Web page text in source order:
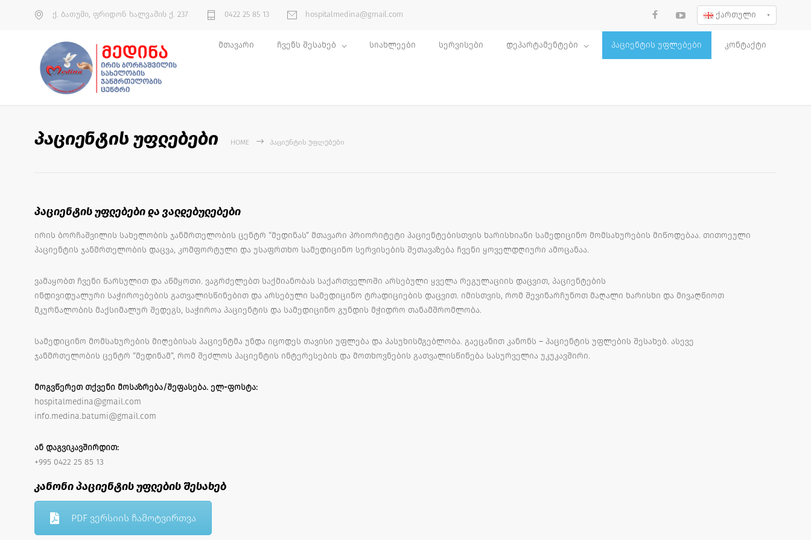
ქ. ბათუმი, ფრიდონ ხალვაშის ქ. 237 0422 25 85 13 hospitalmedina@gmail.com ქართული
მთავარი ჩვენს შესახებ სიახლეები სერვისები დეპარტამენტები პაციენტის უფლებები კონტაქტი
პაციენტის უფლებები HOME ᲞᲐᲪᲘᲔᲜᲢᲘᲡ ᲣᲤᲚᲔᲑᲔᲑᲘ
პაციენტის უფლებები და ვალდებულებები
ირის ბორჩაშვილის სახელობის ჯანმრთელობის ცენტრ “მედინას” მთავარი პრიორიტეტი პაციენტებისთვის ხარისხიანი სამედიცინო მომსახურების მიწოდებაა. თითოეული
პაციენტის ჯანმრთელობის დაცვა, კომფორტული და უსაფრთხო სამედიცინო სერვისების შეთავაზება ჩვენი ყოველდღიური ამოცანაა.
ვამაყობთ ჩვენი წარსულით და აწმყოთი. ვაგრძელებთ საქმიანობას საქართველოში არსებული ყველა რეგულაციის დაცვით, პაციენტების
ინდივიდუალური საჭიროებების გათვალისწინებით და არსებული სამედიცინო ტრადიციების დაცვით. იმისთვის, რომ შევინარჩუნოთ მაღალი ხარისხი და მივაღწიოთ
მკურნალობის მაქსიმალურ შედეგს, საჭიროა პაციენტის და სამედიცინო გუნდის მჭიდრო თანამშრომლობა.
სამედიცინო მომსახურების მიღებისას პაციენტმა უნდა იცოდეს თავისი უფლება და პასუხისმგებლობა. გაეცანით კანონს – პაციენტის უფლების შესახებ. ასევე
ჯანმრთელობის ცენტრ “მედინამ”, რომ შეძლოს პაციენტის ინტერესების და მოთხოვნების გათვალისწინება სასურველია უკუკავშირი.
მოგვწერეთ თქვენი მოსაზრება/შეფასება. ელ-ფოსტა:
hospitalmedina@gmail.com
info.medina.batumi@gmail.com
ან დაგვიკავშირდით:
+995 0422 25 85 13
კანონი პაციენტის უფლების შესახებ
PDF ვერსიის ჩამოტვირთვა